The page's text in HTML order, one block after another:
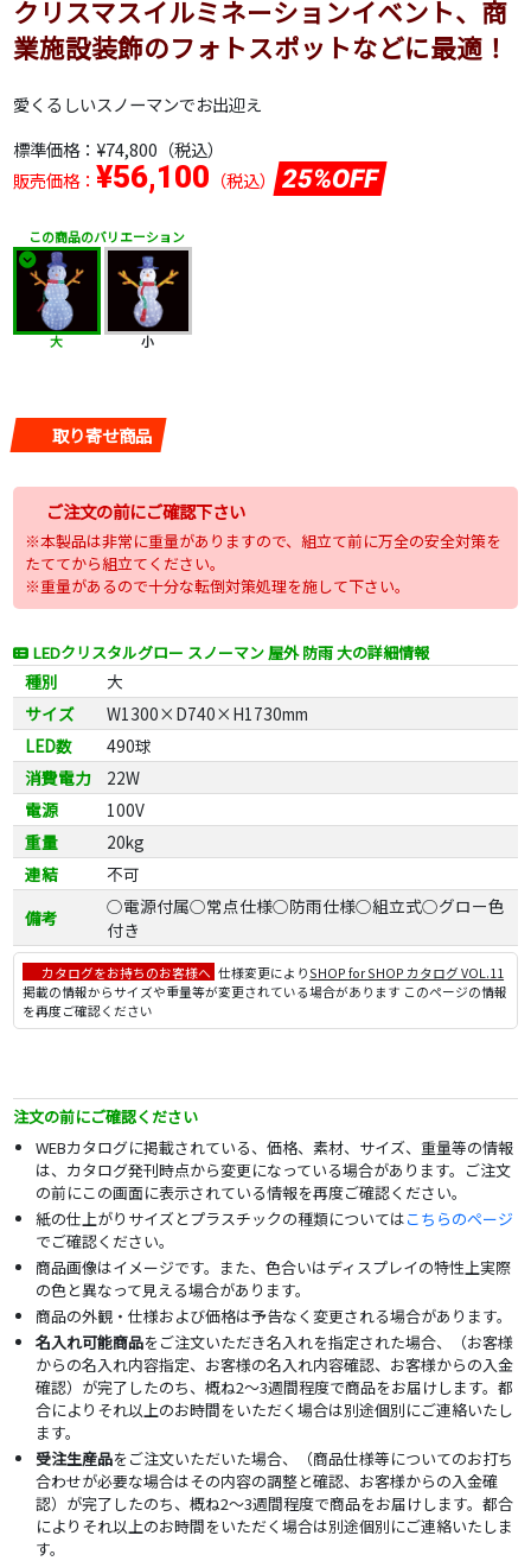
クリスマスイルミネーションイベント、商
業施設装飾のフォトスポットなどに最適！
愛くるしいスノーマンでお出迎え
標準価格： ¥74,800 （税込）
販売価格： ¥56,100 （税込） 25%OFF
この商品のバリエーション
大 小
取り寄せ商品
ご注文の前にご確認下さい
※本製品は非常に重量がありますので、組立て前に万全の安全対策を
たててから組立てください。
※重量があるので十分な転倒対策処理を施して下さい。
LEDクリスタルグロー スノーマン 屋外 防雨 大の詳細情報
種別
大
サイズ
W1300×D740×H1730mm
LED数
490球
消費電力
22W
電源
100V
重量
20kg
連結
不可
備考
○電源付属○常点仕様○防雨仕様○組立式○グロー色
付き
カタログをお持ちのお客様へ 仕様変更によりSHOP for SHOP カタログ VOL.11
掲載の情報からサイズや重量等が変更されている場合があります このページの情報
を再度ご確認ください
注文の前にご確認ください
WEBカタログに掲載されている、価格、素材、サイズ、重量等の情報
は、カタログ発刊時点から変更になっている場合があります。ご注文
の前にこの画面に表示されている情報を再度ご確認ください。
紙の仕上がりサイズとプラスチックの種類についてはこちらのページ
でご確認ください。
商品画像はイメージです。また、色合いはディスプレイの特性上実際
の色と異なって見える場合があります。
商品の外観・仕様および価格は予告なく変更される場合があります。
名入れ可能商品をご注文いただき名入れを指定された場合、（お客様
からの名入れ内容指定、お客様の名入れ内容確認、お客様からの入金
確認）が完了したのち、概ね2～3週間程度で商品をお届けします。都
合によりそれ以上のお時間をいただく場合は別途個別にご連絡いたし
ます。
受注生産品をご注文いただいた場合、（商品仕様等についてのお打ち
合わせが必要な場合はその内容の調整と確認、お客様からの入金確
認）が完了したのち、概ね2～3週間程度で商品をお届けします。都合
によりそれ以上のお時間をいただく場合は別途個別にご連絡いたしま
す。